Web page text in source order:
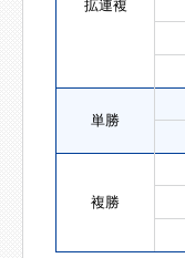
拡連複
単勝
複勝